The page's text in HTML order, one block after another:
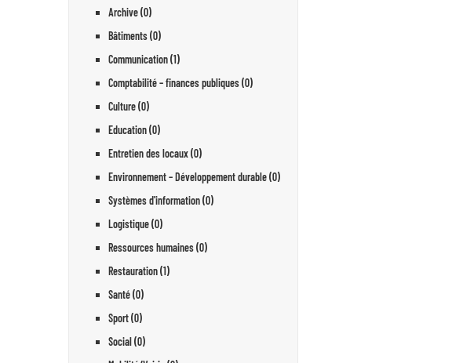
Archive (0)
Bâtiments (0)
Communication (1)
Comptabilité – finances publiques (0)
Culture (0)
Education (0)
Entretien des locaux (0)
Environnement – Développement durable (0)
Systèmes d'information (0)
Logistique (0)
Ressources humaines (0)
Restauration (1)
Santé (0)
Sport (0)
Social (0)